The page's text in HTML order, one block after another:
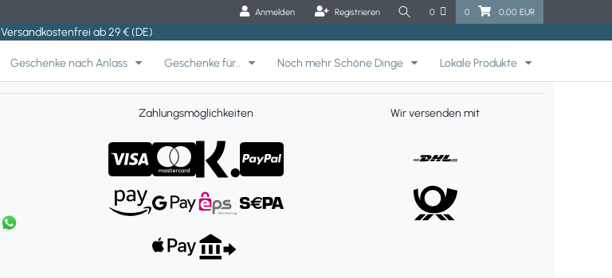
Anmelden Registrieren 0 0 0,00 EUR
Versandkostenfrei ab 29 € (DE)
Geschenke nach Anlass Geschenke für.. Noch mehr Schöne Dinge Lokale Produkte
Zahlungsmöglichkeiten Wir versenden mit